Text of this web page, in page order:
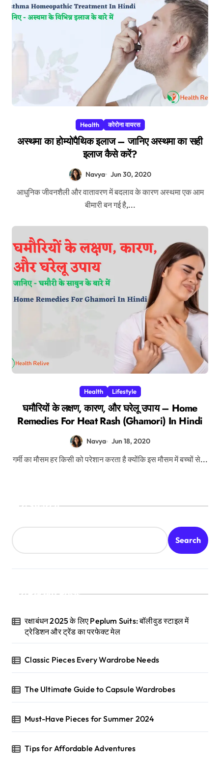
Health कोरोना वायरस
अस्थमा का होम्योपैथिक इलाज – जानिए अस्थमा का सही
इलाज कैसे करें?
Navya Jun 30, 2020
आधुनिक जीवनशैली और वातावरण में बदलाव के कारण अस्थमा एक आम
बीमारी बन गई है,...
Health Lifestyle
घमौरियों के लक्षण, कारण, और घरेलू उपाय – Home
Remedies For Heat Rash (Ghamori) In Hindi
Navya Jun 18, 2020
गर्मी का मौसम हर किसी को परेशान करता है क्योंकि इस मौसम में बच्चों से...
Search
Search
Recent Posts
रक्षाबंधन 2025 के लिए Peplum Suits: बॉलीवुड स्टाइल में
ट्रेडिशन और ट्रेंड का परफेक्ट मेल
Classic Pieces Every Wardrobe Needs
The Ultimate Guide to Capsule Wardrobes
Must-Have Pieces for Summer 2024
Tips for Affordable Adventures